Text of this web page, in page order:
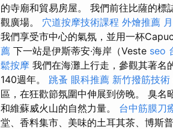
的寺廟和貿易房屋。 我們前往比薩的
觀廣場。 穴道按摩技術課程 外燴推薦
我們享受市中心的氣氛，並用一杯
薦 下一站是伊斯蒂安·海岸（Veste seo
鬆按摩 我們在海灘上行走，參觀其著名
140週年。 跳蚤 眼科推薦 新竹撥筋技術
區，在狂歡節氛圍中伸展到傍晚。 臭名
和維蘇威火山的自然力量。 台中筋膜刀
堂、香料集市、美味的土耳其茶、博斯